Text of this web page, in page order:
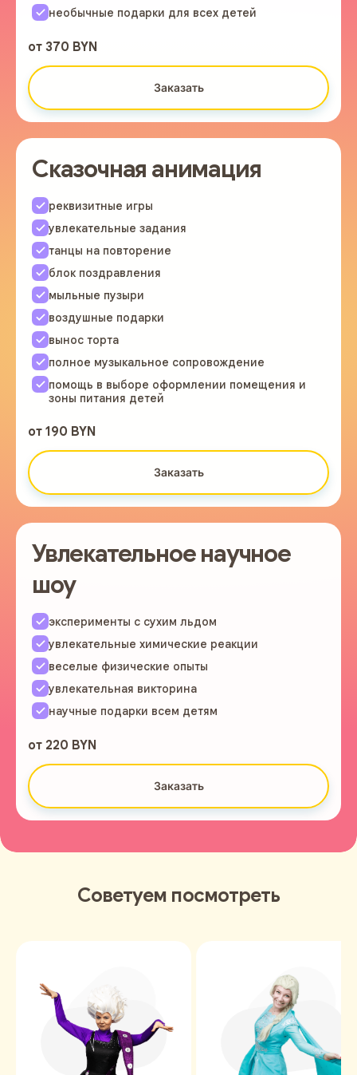
необычные подарки для всех детей
от 370 BYN
Заказать
Сказочная анимация
реквизитные игры
увлекательные задания
танцы на повторение
блок поздравления
мыльные пузыри
воздушные подарки
вынос торта
полное музыкальное сопровождение
помощь в выборе оформлении помещения и
зоны питания детей
от 190 BYN
Заказать
Увлекательное научное
шоу
эксперименты с сухим льдом
увлекательные химические реакции
веселые физические опыты
увлекательная викторина
научные подарки всем детям
от 220 BYN
Заказать
Советуем посмотреть